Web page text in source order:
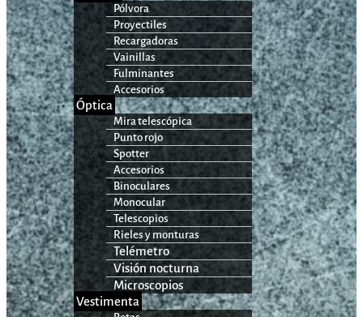
Pólvora
Proyectiles
Recargadoras
Vainillas
Fulminantes
Accesorios
Óptica
Mira telescópica
Punto rojo
Spotter
Accesorios
Binoculares
Monocular
Telescopios
Rieles y monturas
Telémetro
Visión nocturna
Microscopios
Vestimenta